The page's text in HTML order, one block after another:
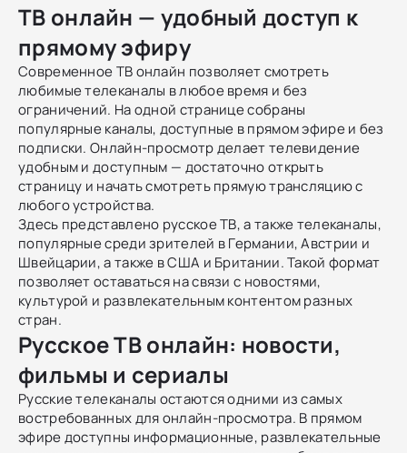
ТВ онлайн — удобный доступ к
прямому эфиру
Современное ТВ онлайн позволяет смотреть
любимые телеканалы в любое время и без
ограничений. На одной странице собраны
популярные каналы, доступные в прямом эфире и без
подписки. Онлайн-просмотр делает телевидение
удобным и доступным — достаточно открыть
страницу и начать смотреть прямую трансляцию с
любого устройства.
Здесь представлено русское ТВ, а также телеканалы,
популярные среди зрителей в Германии, Австрии и
Швейцарии, а также в США и Британии. Такой формат
позволяет оставаться на связи с новостями,
культурой и развлекательным контентом разных
стран.
Русское ТВ онлайн: новости,
фильмы и сериалы
Русские телеканалы остаются одними из самых
востребованных для онлайн-просмотра. В прямом
эфире доступны информационные, развлекательные